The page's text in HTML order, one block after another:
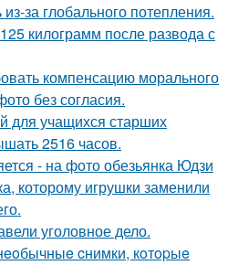
за глобального потепления.
килограмм после развода с
компенсацию морального
без согласия.
для учащихся старших
2516 часов.
- на фото обезьянка Юдзи
которому игрушки заменили
уголовное дело.
cнимки, кoтopыe